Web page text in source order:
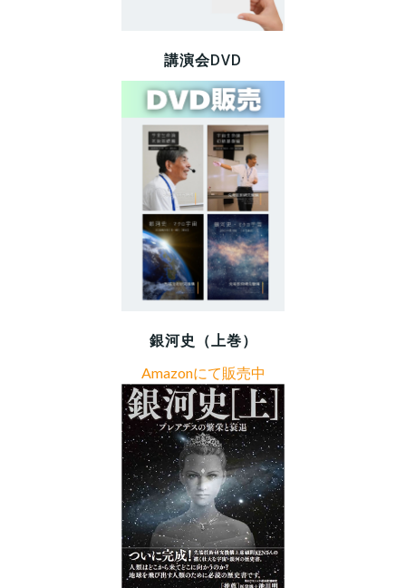
講演会DVD
銀河史（上巻）
Amazonにて販売中